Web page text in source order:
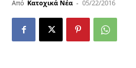
Από Κατοχικά Νέα - 05/22/2016